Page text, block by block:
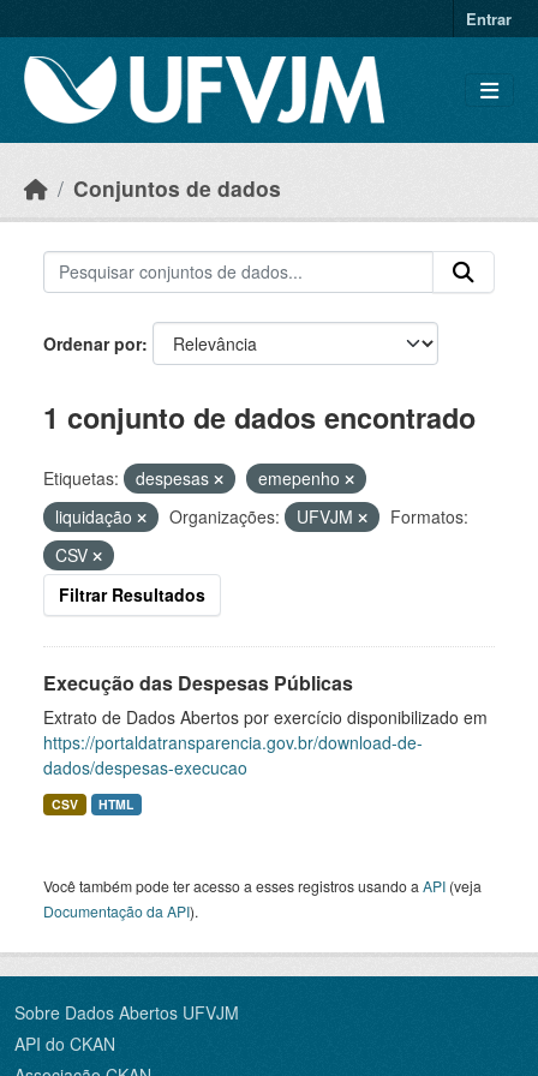
Entrar
Conjuntos de dados
Ordenar por
1 conjunto de dados encontrado
Etiquetas: despesas
emepenho
liquidação
Organizações: UFVJM
Formatos:
CSV
Filtrar Resultados
Execução das Despesas Públicas
Extrato de Dados Abertos por exercício disponibilizado em
https://portaldatransparencia.gov.br/download-de-
dados/despesas-execucao
CSV HTML
Você também pode ter acesso a esses registros usando a API (veja
Documentação da API).
Sobre Dados Abertos UFVJM
API do CKAN